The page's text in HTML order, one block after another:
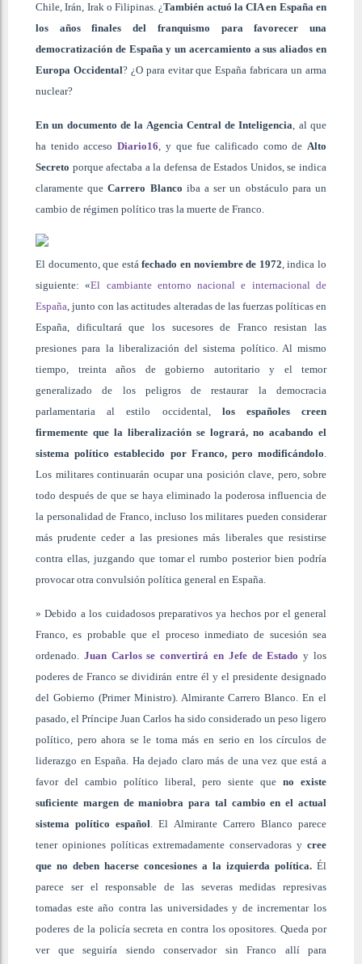
Chile, Irán, Irak o Filipinas. ¿También actuó la CIA en España en
los años finales del franquismo para favorecer una
democratización de España y un acercamiento a sus aliados en
Europa Occidental? ¿O para evitar que España fabricara un arma
nuclear?
En un documento de la Agencia Central de Inteligencia, al que
ha tenido accesoDiario16, y que fue calificado como deAlto
Secreto porque afectaba a la defensa de Estados Unidos, se indica
claramente queCarrero Blanco iba a ser un obstáculo para un
cambio de régimen político tras la muerte de Franco.
El documento, que estáfechado en noviembre de 1972, indica lo
siguiente: «El cambiante entorno nacional e internacional de
España, junto con las actitudes alteradas de las fuerzas políticas en
España, dificultará que los sucesores de Franco resistan las
presiones para la liberalización del sistema político. Al mismo
tiempo, treinta años de gobierno autoritario y el temor
generalizado de los peligros de restaurar la democracia
parlamentaria al estilo occidental, los españoles creen
firmemente que la liberalización se logrará, no acabando el
sistema político establecido por Franco, pero modificándolo.
Los militares continuarán ocupar una posición clave, pero, sobre
todo después de que se haya eliminado la poderosa influencia de
la personalidad de Franco, incluso los militares pueden considerar
más prudente ceder a las presiones más liberales que resistirse
contra ellas, juzgando que tomar el rumbo posterior bien podría
provocar otra convulsión política general en España.
» Debido a los cuidadosos preparativos ya hechos por el general
Franco, es probable que el proceso inmediato de sucesión sea
ordenado. Juan Carlos se convertirá en Jefe de Estado y los
poderes de Franco se dividirán entre él y el presidente designado
del Gobierno (Primer Ministro). Almirante Carrero Blanco. En el
pasado, el Príncipe Juan Carlos ha sido considerado un peso ligero
político, pero ahora se le toma más en serio en los círculos de
liderazgo en España. Ha dejado claro más de una vez que está a
favor del cambio político liberal, pero siente que no existe
suficiente margen de maniobra para tal cambio en el actual
sistema político español. El Almirante Carrero Blanco parece
tener opiniones políticas extremadamente conservadoras y cree
que no deben hacerse concesiones a la izquierda política. Él
parece ser el responsable de las severas medidas represivas
tomadas este año contra las universidades y de incrementar los
poderes de la policía secreta en contra los opositores. Queda por
ver que seguiría siendo conservador sin Franco allí para